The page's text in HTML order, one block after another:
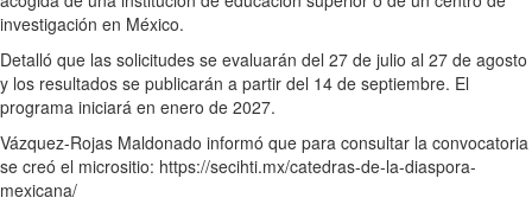
investigación en México.
Detalló que las solicitudes se evaluarán del 27 de julio al 27 de agosto
y los resultados se publicarán a partir del 14 de septiembre. El
programa iniciará en enero de 2027.
Vázquez-Rojas Maldonado informó que para consultar la convocatoria
se creó el micrositio: https://secihti.mx/catedras-de-la-diaspora-
mexicana/